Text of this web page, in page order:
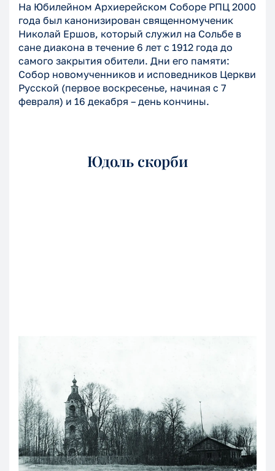
На Юбилейном Архиерейском Соборе РПЦ 2000
года был канонизирован священномученик
Николай Ершов, который служил на Сольбе в
сане диакона в течение 6 лет с 1912 года до
самого закрытия обители. Дни его памяти:
Собор новомученников и исповедников Церкви
Русской (первое воскресенье, начиная с 7
февраля) и 16 декабря – день кончины.
Юдоль скорби